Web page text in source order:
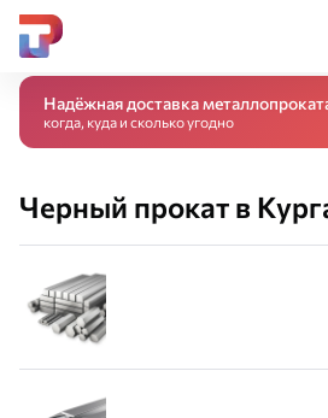
Главная
Надёжная доставка
когда, куда и сколько угодно
Черный прокат в